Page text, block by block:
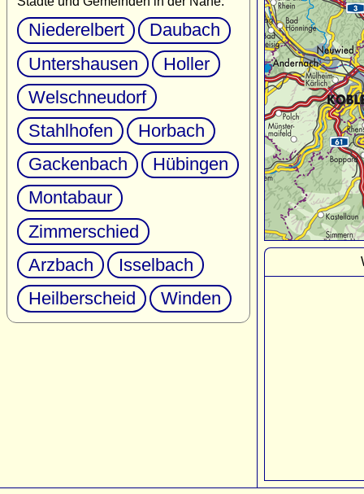
Niederelbert
Daubach
Untershausen
Holler
Welschneudorf
Stahlhofen
Horbach
Gackenbach
Hübingen
Montabaur
Zimmerschied
Arzbach
Isselbach
Heilberscheid
Winden